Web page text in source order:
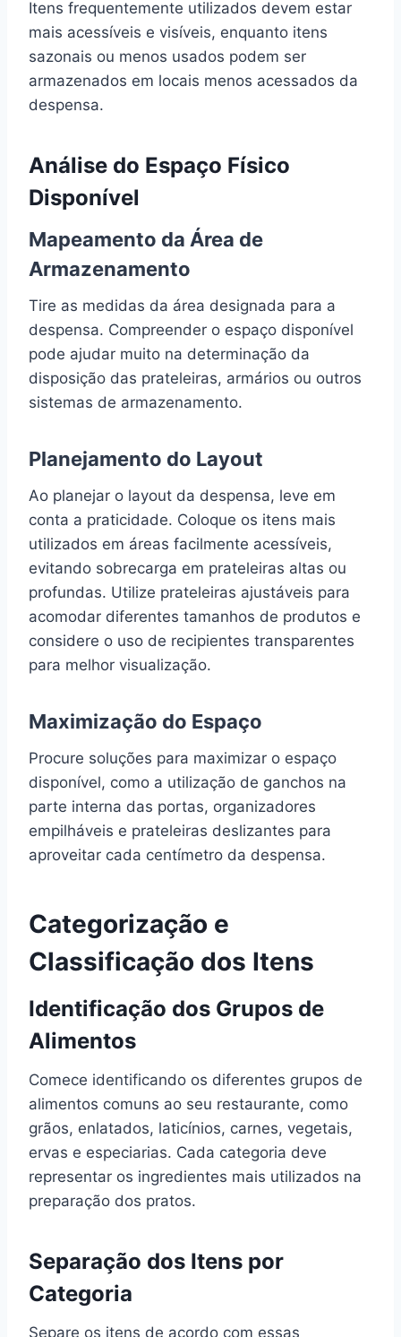
Itens frequentemente utilizados devem estar
mais acessíveis e visíveis, enquanto itens
sazonais ou menos usados podem ser
armazenados em locais menos acessados da
despensa.
Análise do Espaço Físico
Disponível
Mapeamento da Área de
Armazenamento
Tire as medidas da área designada para a
despensa. Compreender o espaço disponível
pode ajudar muito na determinação da
disposição das prateleiras, armários ou outros
sistemas de armazenamento.
Planejamento do Layout
Ao planejar o layout da despensa, leve em
conta a praticidade. Coloque os itens mais
utilizados em áreas facilmente acessíveis,
evitando sobrecarga em prateleiras altas ou
profundas. Utilize prateleiras ajustáveis para
acomodar diferentes tamanhos de produtos e
considere o uso de recipientes transparentes
para melhor visualização.
Maximização do Espaço
Procure soluções para maximizar o espaço
disponível, como a utilização de ganchos na
parte interna das portas, organizadores
empilháveis e prateleiras deslizantes para
aproveitar cada centímetro da despensa.
Categorização e
Classificação dos Itens
Identificação dos Grupos de
Alimentos
Comece identificando os diferentes grupos de
alimentos comuns ao seu restaurante, como
grãos, enlatados, laticínios, carnes, vegetais,
ervas e especiarias. Cada categoria deve
representar os ingredientes mais utilizados na
preparação dos pratos.
Separação dos Itens por
Categoria
Separe os itens de acordo com essas